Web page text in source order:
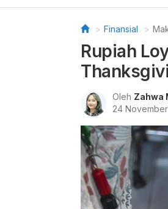
Finansial
Rupiah
Oleh Zahwa
24